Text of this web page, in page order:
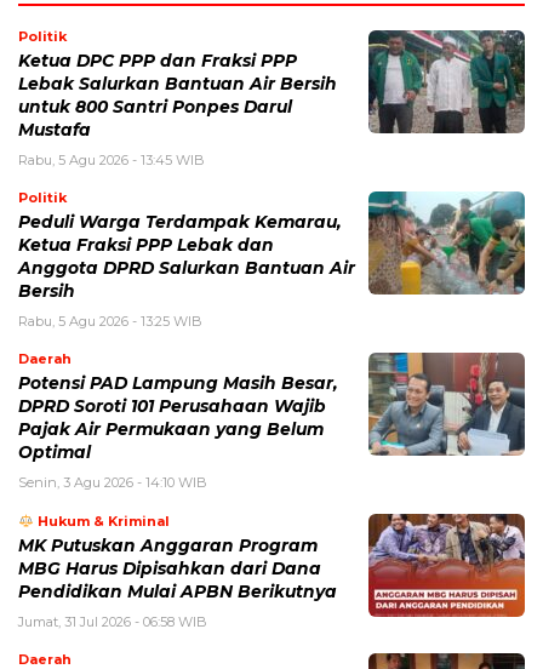
Politik
Ketua DPC PPP dan Fraksi PPP
Lebak Salurkan Bantuan Air Bersih
untuk 800 Santri Ponpes Darul
Mustafa
Rabu, 5 Agu 2026 - 13:45 WIB
Politik
Peduli Warga Terdampak Kemarau,
Ketua Fraksi PPP Lebak dan
Anggota DPRD Salurkan Bantuan Air
Bersih
Rabu, 5 Agu 2026 - 13:25 WIB
Daerah
Potensi PAD Lampung Masih Besar,
DPRD Soroti 101 Perusahaan Wajib
Pajak Air Permukaan yang Belum
Optimal
Senin, 3 Agu 2026 - 14:10 WIB
Hukum & Kriminal
MK Putuskan Anggaran Program
MBG Harus Dipisahkan dari Dana
Pendidikan Mulai APBN Berikutnya
Jumat, 31 Jul 2026 - 06:58 WIB
Daerah